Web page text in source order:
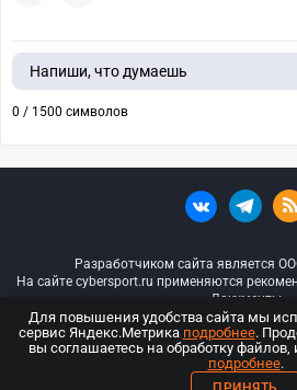
Напиши, что думаешь
0 / 1500 символов
Разработчиком сайта является
На сайте cybersport.ru применяются
Документы
© ООО «Киберспорт.ру» — Все
18+
Для повышения удобства сайта мы
сервис Яндекс.Метрика подробнее.
вы соглашаетесь на обработку
подробнее.